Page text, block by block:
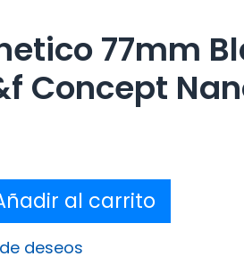
77mm
Concept
al carrito
deseos